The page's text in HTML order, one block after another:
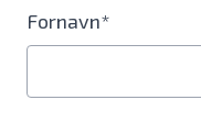
Fornavn*